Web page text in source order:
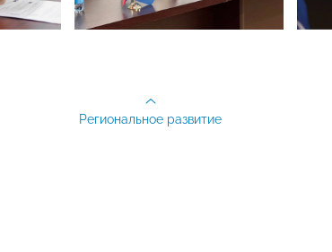
Региональное развитие